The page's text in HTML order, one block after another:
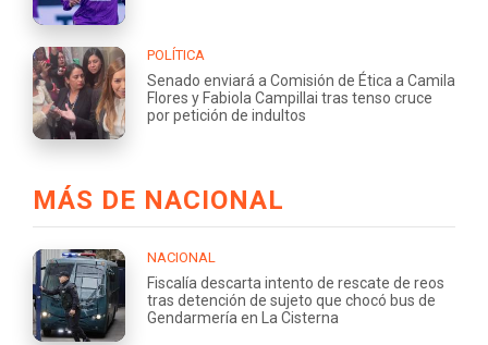
POLÍTICA
Senado enviará a Comisión de Ética a Camila
Flores y Fabiola Campillai tras tenso cruce
por petición de indultos
MÁS DE NACIONAL
NACIONAL
Fiscalía descarta intento de rescate de reos
tras detención de sujeto que chocó bus de
Gendarmería en La Cisterna